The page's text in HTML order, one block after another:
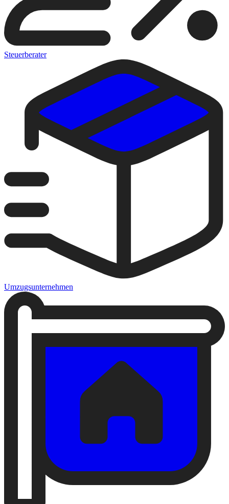
Steuerberater
Umzugsunternehmen